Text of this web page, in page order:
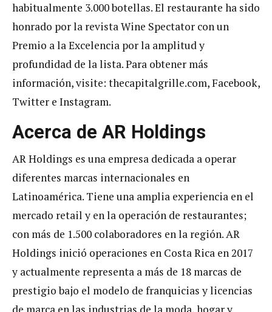
habitualmente 3.000 botellas. El restaurante ha sido
honrado por la revista Wine Spectator con un
Premio a la Excelencia por la amplitud y
profundidad de la lista. Para obtener más
información, visite: thecapitalgrille.com, Facebook,
Twitter e Instagram.
Acerca de AR Holdings
AR Holdings es una empresa dedicada a operar
diferentes marcas internacionales en
Latinoamérica. Tiene una amplia experiencia en el
mercado retail y en la operación de restaurantes;
con más de 1.500 colaboradores en la región. AR
Holdings inició operaciones en Costa Rica en 2017
y actualmente representa a más de 18 marcas de
prestigio bajo el modelo de franquicias y licencias
de marca en las industrias de la moda, hogar y